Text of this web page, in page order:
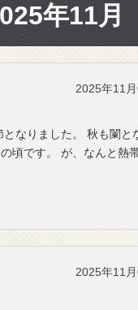
年11月
2025年11
なりました。 秋も闌と
頃です。 が、なんと熱
2025年11